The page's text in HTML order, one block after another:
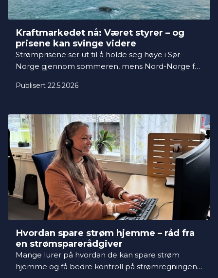
Kraftmarkedet nå: Været styrer – og
prisene kan svinge videre
Strømprisene ser ut til å holde seg høye i Sør-
Norge gjennom sommeren, mens Nord-Norge får
og fremst svak hydrologi, lite snø i fjellet og en tett
vil avgjøre hvor store prissvingningene blir de
neste månedene.
Publisert 22.5.2026
Hvordan spare strøm hjemme – råd fra
en strømsparerådgiver
Mange lurer på hvordan de kan spare strøm
hjemme og få bedre kontroll på strømregningen.